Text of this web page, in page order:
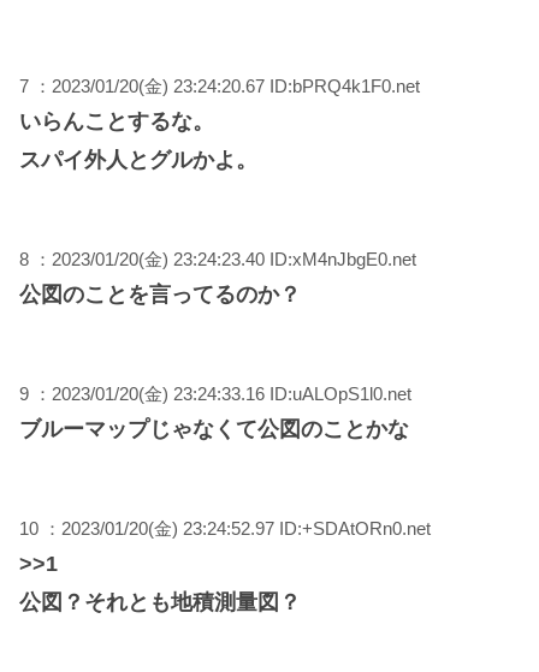
7 ：2023/01/20(金) 23:24:20.67 ID:bPRQ4k1F0.net
いらんことするな。
スパイ外人とグルかよ。
8 ：2023/01/20(金) 23:24:23.40 ID:xM4nJbgE0.net
公図のことを言ってるのか？
9 ：2023/01/20(金) 23:24:33.16 ID:uALOpS1l0.net
ブルーマップじゃなくて公図のことかな
10 ：2023/01/20(金) 23:24:52.97 ID:+SDAtORn0.net
>>1
公図？それとも地積測量図？